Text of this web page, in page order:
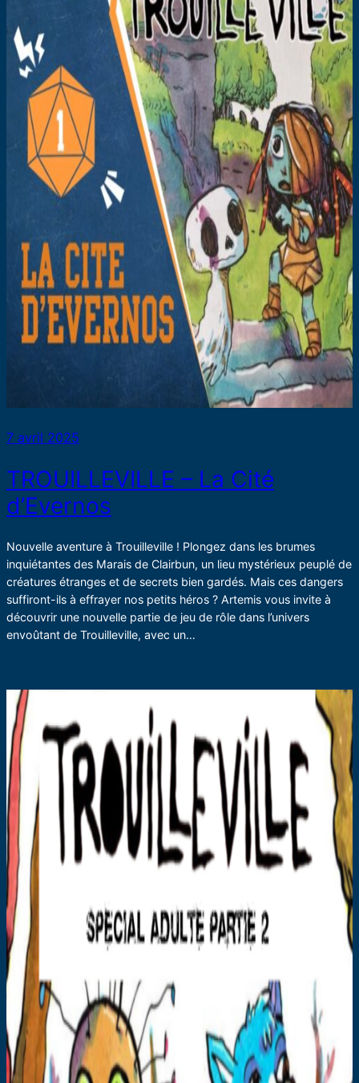
7 avril 2025
TROUILLEVILLE – La Cité
d’Evernos
Nouvelle aventure à Trouilleville ! Plongez dans les brumes
inquiétantes des Marais de Clairbun, un lieu mystérieux peuplé de
créatures étranges et de secrets bien gardés. Mais ces dangers
suffiront-ils à effrayer nos petits héros ? Artemis vous invite à
découvrir une nouvelle partie de jeu de rôle dans l’univers
envoûtant de Trouilleville, avec un…